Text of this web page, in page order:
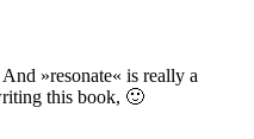
»resonate« is really a
this book, 🙂